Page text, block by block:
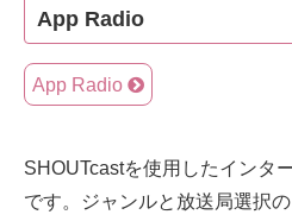
App Radio
App Radio
SHOUTcastを使用したインタ
です。ジャンルと放送局選択